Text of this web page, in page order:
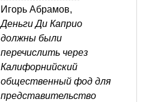
Игорь Абрамов,
Деньги Ди Каприо
должны были
перечислить через
Калифорнийский
общественный фод для
представительство